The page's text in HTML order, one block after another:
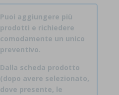
Puoi aggiungere più
prodotti e richiedere
comodamente un unico
preventivo.
Dalla scheda prodotto
(dopo avere selezionato,
dove presente, le